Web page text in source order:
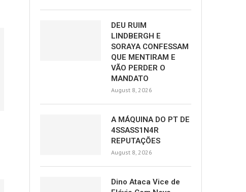
DEU RUIM
LINDBERGH E
SORAYA CONFESSAM
QUE MENTIRAM E
VÃO PERDER O
MANDATO
August 8, 2026
A MÁQUINA DO PT DE
4SSASS1N4R
REPUTAÇÕES
August 8, 2026
Dino Ataca Vice de